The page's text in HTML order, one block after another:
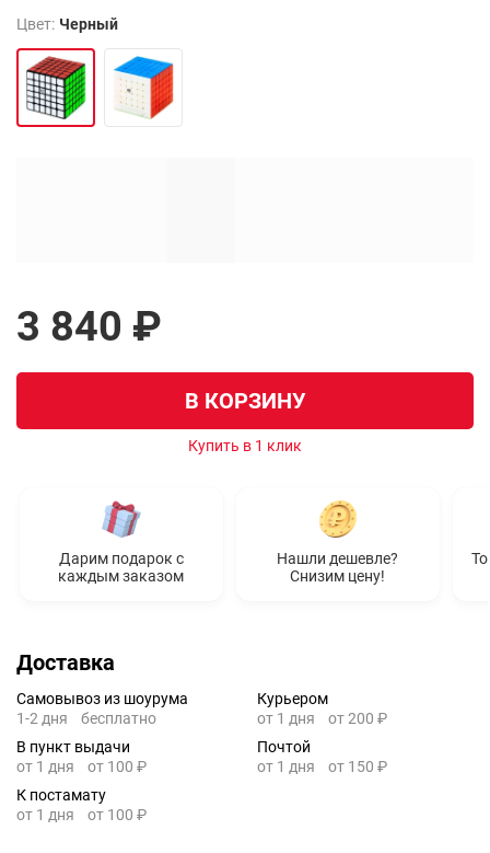
Цвет: Черный
3 840 ₽
В КОРЗИНУ
Купить в 1 клик
Дарим подарок с
каждым заказом
Нашли дешевле?
Снизим цену!
Доставка
Самовывоз из шоурума
1-2 дня
бесплатно
Курьером
от 1 дня
от 200 ₽
В пункт выдачи
от 1 дня
от 100 ₽
Почтой
от 1 дня
от 150 ₽
К постамату
от 1 дня
от 100 ₽